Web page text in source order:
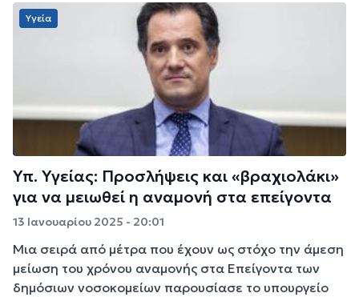
Υγεία
Υπ. Υγείας: Προσλήψεις και «βραχιολάκι»
για να μειωθεί η αναμονή στα επείγοντα
13 Ιανουαρίου 2025 - 20:01
Μια σειρά από μέτρα που έχουν ως στόχο την άμεση
μείωση του χρόνου αναμονής στα Επείγοντα των
δημόσιων νοσοκομείων παρουσίασε το υπουργείο